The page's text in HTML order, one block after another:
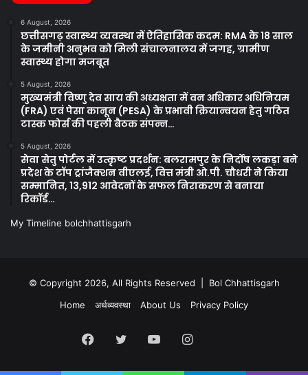
6 August, 2026
छत्तीसगढ़ स्वास्थ्य व्यवस्था में ऐतिहासिक कदम: RMA के 18 साल
के जमीनी अनुभव को मिली संचालनालय में जगह, ग्रामीण
स्वास्थ्य होगा मजबूत
5 August, 2026
मुख्यमंत्री विष्णु देव साय की अध्यक्षता में वन अधिकार अधिनियम
(FRA) एवं पेसा कानून (PESA) के प्रभावी क्रियान्वयन हेतु गठित
टास्क फोर्स की पहली बैठक संपन्न…
5 August, 2026
सेवा सेतु पोर्टल में उत्कृष्ट प्रदर्शन: बलरामपुर के निर्दोष लकड़ा बने
प्रदेश के टॉप ट्रांजैक्शन वीएलई, वित्त मंत्री ओ.पी. चौधरी ने किया
सम्मानित, 13,912 आवेदनों के सफल निराकरण से बनाया
रिकॉर्ड…
My Timeline bolchhattisgarh
© Copyright 2026, All Rights Reserved | Bol Chhattisgarh
Home
अर्थव्यवस्था About Us Privacy Policy
Facebook
Twitter YouTubeInstagram